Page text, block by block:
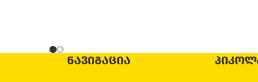
ᲜᲐᲕᲘᲒᲐᲪᲘᲐ